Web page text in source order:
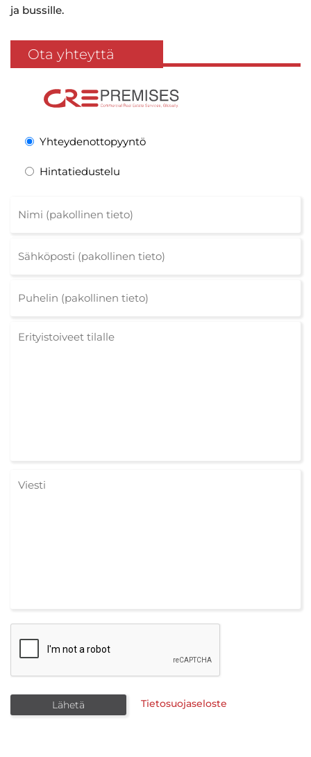
ja bussille.
Ota yhteyttä
Yhteydenottopyyntö
Hintatiedustelu
Tietosuojaseloste